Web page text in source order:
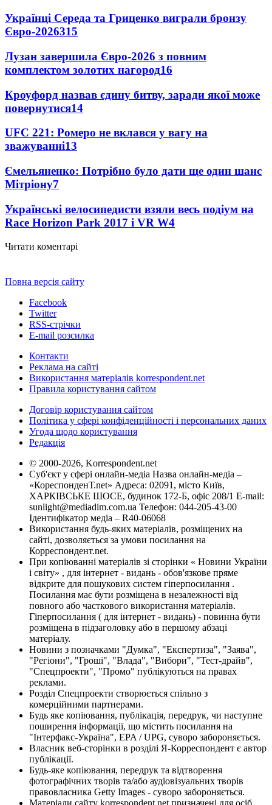
Українці Середа та Гриценко виграли бронзу
Євро-2026315
Лузан завершила Євро-2026 з повним
комплектом золотих нагород16
Кроуфорд назвав єдину битву, заради якої може
повернутися14
UFC 221: Ромеро не вклався у вагу на
зважуванні13
Ємельяненко: Потрібно було дати ще один шанс
Мітріону7
Українські велосипедисти взяли весь подіум на
Race Horizon Park 2017 і VR W4
Читати коментарі
Повна версія сайту
Facebook
Twitter
RSS-стрічки
E-mail розсилка
Контакти
Реклама на сайті
Використання матеріалів korrespondent.net
Правила користування сайтом
Договір користування сайтом
Політика у сфері конфіденційності і персональних даних
Угода щодо користування
Редакція
© 2000-2026, Korrespondent.net
Суб'єкт у сфері онлайн-медіа Назва онлайн-медіа –
«КореспонденТ.net» Адреса: 02091, місто Київ,
ХАРКІВСЬКЕ ШОСЕ, будинок 172-Б, офіс 208/1 E-mail:
sunlight@mediadim.com.ua Телефон: 044-205-43-00
Ідентифікатор медіа – R40-06068
Використання будь-яких матеріалів, розміщених на
сайті, дозволяється за умови посилання на
Корреспондент.net.
При копіюванні матеріалів зі сторінки « Новини України
і світу» , для інтернет - видань - обов'язкове пряме
відкрите для пошукових систем гіперпосилання .
Посилання має бути розміщена в незалежності від
повного або часткового використання матеріалів.
Гіперпосилання ( для інтернет - видань) - повинна бути
розміщена в підзаголовку або в першому абзаці
матеріалу.
Новини з позначками "Думка", "Експертиза", "Заява",
"Регіони", "Гроші", "Влада", "Вибори", "Тест-драйв",
"Спецпроекти", "Промо" публікуються на правах
реклами.
Розділ Спецпроекти створюється спільно з
комерційними партнерами.
Будь яке копіювання, публікація, передрук, чи наступне
поширення інформації, що містить посилання на
"Інтерфакс-Україна", EPA / UPG, суворо забороняється.
Власник веб-сторінки в розділі Я-Корреспондент є автор
публікації.
Будь-яке копіювання, передрук та відтворення
фотографічних творів та/або аудіовізуальних творів
правовласника Getty Images - суворо забороняється.
Матеріали сайту korrespondent.net призначені для осіб